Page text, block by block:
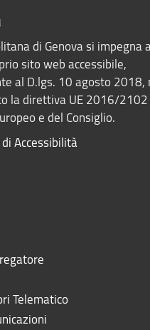
di Genova si impegna
sito web accessibile,
al D.lgs. 10 agosto 2018,
la direttiva UE 2016/2102
e del Consiglio.
Accessibilità
Telematico